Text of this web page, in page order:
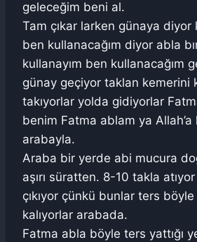
geleceğim beni al.
Tam çıkar larken günaya diyor
ben kullanacağım diyor abla
kullanayım ben kullanacağım
günay geçiyor taklan kemerini
takıyorlar yolda gidiyorlar
benim Fatma ablam ya Allah’a
arabayla.
Araba bir yerde abi mucura
aşırı süratten. 8-10 takla
çıkıyor çünkü bunlar ters
kalıyorlar arabada.
Fatma abla böyle ters yattığı